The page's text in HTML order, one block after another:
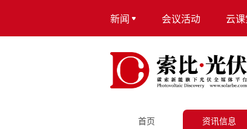
新闻 会议活动 云课
首页 资讯信息